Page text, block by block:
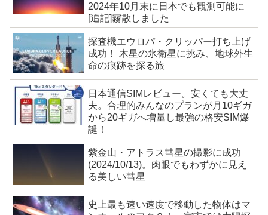
2024年10月末に日本でも観測可能に
[追記]霧散しました
探査機エウロパ・クリッパー打ち上げ
成功！ 木星の氷衛星に挑み、地球外生
命の痕跡を探る旅
日本通信SIMレビュー。安くても大丈
夫。合理的みんなのプランが月10ギガ
から20ギガへ増量し最強の格安SIM爆
誕！
紫金山・アトラス彗星の撮影に成功
(2024/10/13)。肉眼でもわずかに見え
る美しい彗星
史上最も速い速度で移動した物体はマ